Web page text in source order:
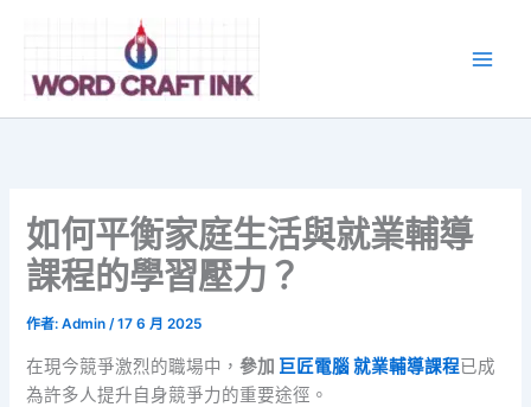
如何平衡家庭生活與就業輔導
課程的學習壓力？
作者:Admin/17 6 月 2025
在現今競爭激烈的職場中，參加 巨匠電腦就業輔導課程已成
為許多人提升自身競爭力的重要途徑。